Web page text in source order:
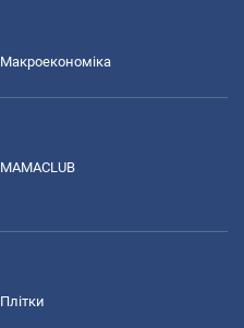
Макроекономіка
MAMACLUB
Плітки